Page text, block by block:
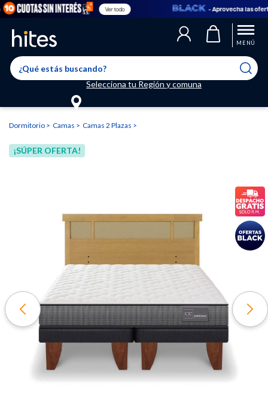
Ver todo - Aprovecha las ofertas
MENÚ
Selecciona tu Región y comuna
El producto ha sido eliminado correctamente
El producto ha sido agregado a tu lista de favoritos correctamente
Llegaste al límite de productos favoritos permitidos, para agregar
uno nuevo ingresa a “Mi cuenta” y elimina los que ya no necesitas.
Dormitorio Camas Camas 2 Plazas
¡SÚPER OFERTA!